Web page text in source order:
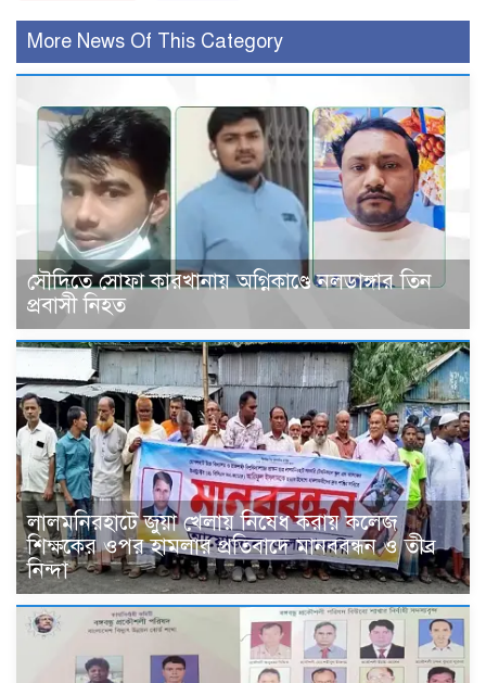
More News Of This Category
সৌদিতে সোফা কারখানায় অগ্নিকাণ্ডে নলডাঙ্গার তিন
প্রবাসী নিহত
‎লালমনিরহাটে জুয়া খেলায় নিষেধ করায় কলেজ
শিক্ষকের ওপর হামলার প্রতিবাদে মানববন্ধন ও তীব্র
নিন্দা